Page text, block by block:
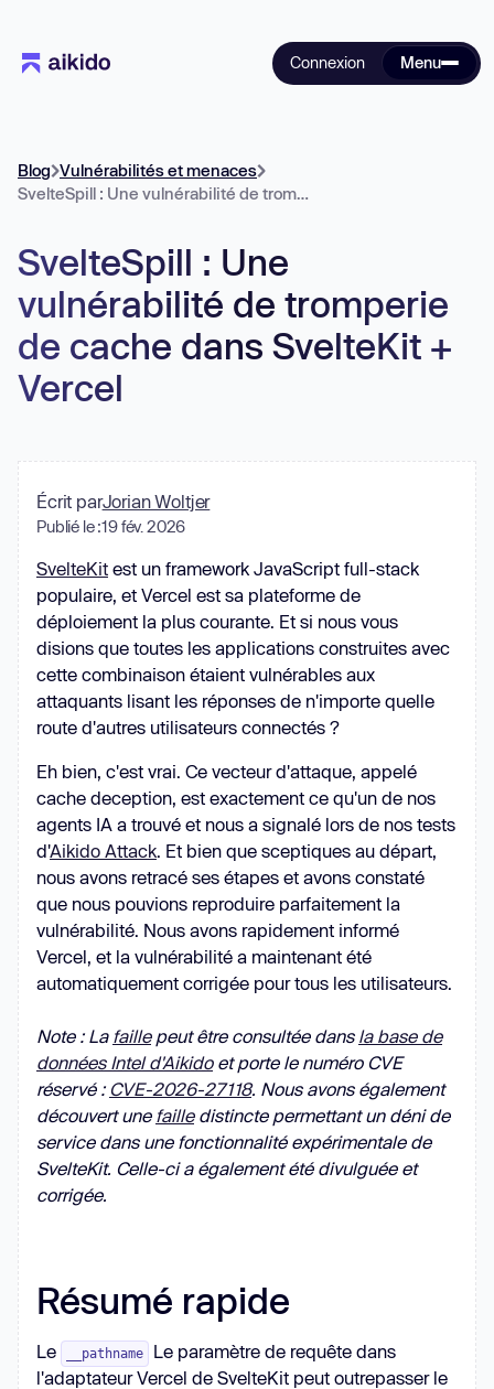
Connexion Menu
Blog Vulnérabilités et menaces
SvelteSpill : Une vulnérabilité de tromperie de cache dans SvelteKit + Vercel
SvelteSpill : Une
vulnérabilité de tromperie
de cache dans SvelteKit +
Vercel
Écrit parJorian Woltjer
Publié le :19 fév. 2026
SvelteKit est un framework JavaScript full-stack
populaire, et Vercel est sa plateforme de
déploiement la plus courante. Et si nous vous
disions que toutes les applications construites avec
cette combinaison étaient vulnérables aux
attaquants lisant les réponses de n'importe quelle
route d'autres utilisateurs connectés ?
Eh bien, c'est vrai. Ce vecteur d'attaque, appelé
cache deception, est exactement ce qu'un de nos
agents IA a trouvé et nous a signalé lors de nos tests
d'Aikido Attack. Et bien que sceptiques au départ,
nous avons retracé ses étapes et avons constaté
que nous pouvions reproduire parfaitement la
vulnérabilité. Nous avons rapidement informé
Vercel, et la vulnérabilité a maintenant été
automatiquement corrigée pour tous les utilisateurs.
Note : La faillepeut être consultée dans la base de
données Intel d'Aikidoet porte le numéro CVE
réservé : CVE-2026-27118. Nous avons également
découvert une failledistincte permettant un déni de
service dans une fonctionnalité expérimentale de
SvelteKit. Celle-ci a également été divulguée et
corrigée.
Résumé rapide
Le __pathname
Le paramètre de requête dans
l'adaptateur Vercel de SvelteKit peut outrepasser le